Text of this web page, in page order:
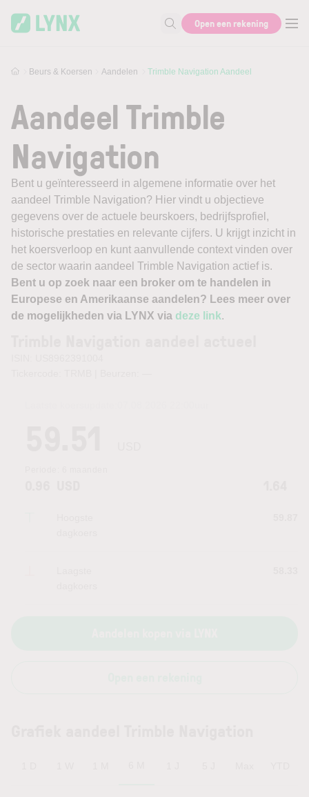
Zoek naar informatie
Open een rekening
Beurs & Koersen Aandelen Trimble Navigation Aandeel
Aandeel Trimble
Navigation
Bent u geïnteresseerd in algemene informatie over het
aandeel Trimble Navigation? Hier vindt u objectieve
gegevens over de actuele beurskoers, bedrijfsprofiel,
historische prestaties en relevante cijfers. U krijgt inzicht in
het koersverloop en kunt aanvullende context vinden over
de sector waarin aandeel Trimble Navigation actief is.
Bent u op zoek naar een broker om te handelen in
Europese en Amerikaanse aandelen? Lees meer over
de mogelijkheden via LYNX via deze link.